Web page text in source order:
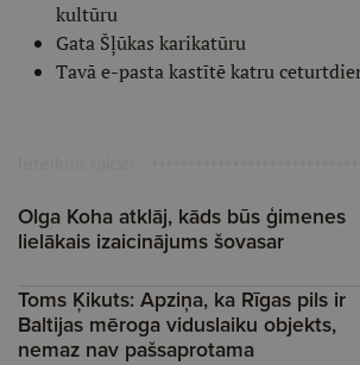
kultūru
Gata Šļūkas karikatūru
Tavā e-pasta kastītē katru
Olga Koha atklāj, kāds būs ģimenes
lielākais izaicinājums šovasar
Toms Ķikuts: Apziņa, ka Rīgas pils ir
Baltijas mēroga viduslaiku objekts,
nemaz nav pašsaprotama